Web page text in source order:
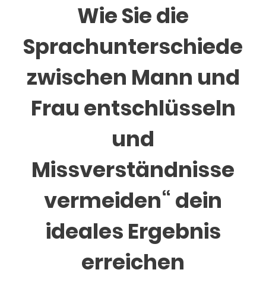
Wie Sie die
Sprachunterschiede
zwischen Mann und
Frau entschlüsseln
und
Missverständnisse
vermeiden“ dein
ideales Ergebnis
erreichen